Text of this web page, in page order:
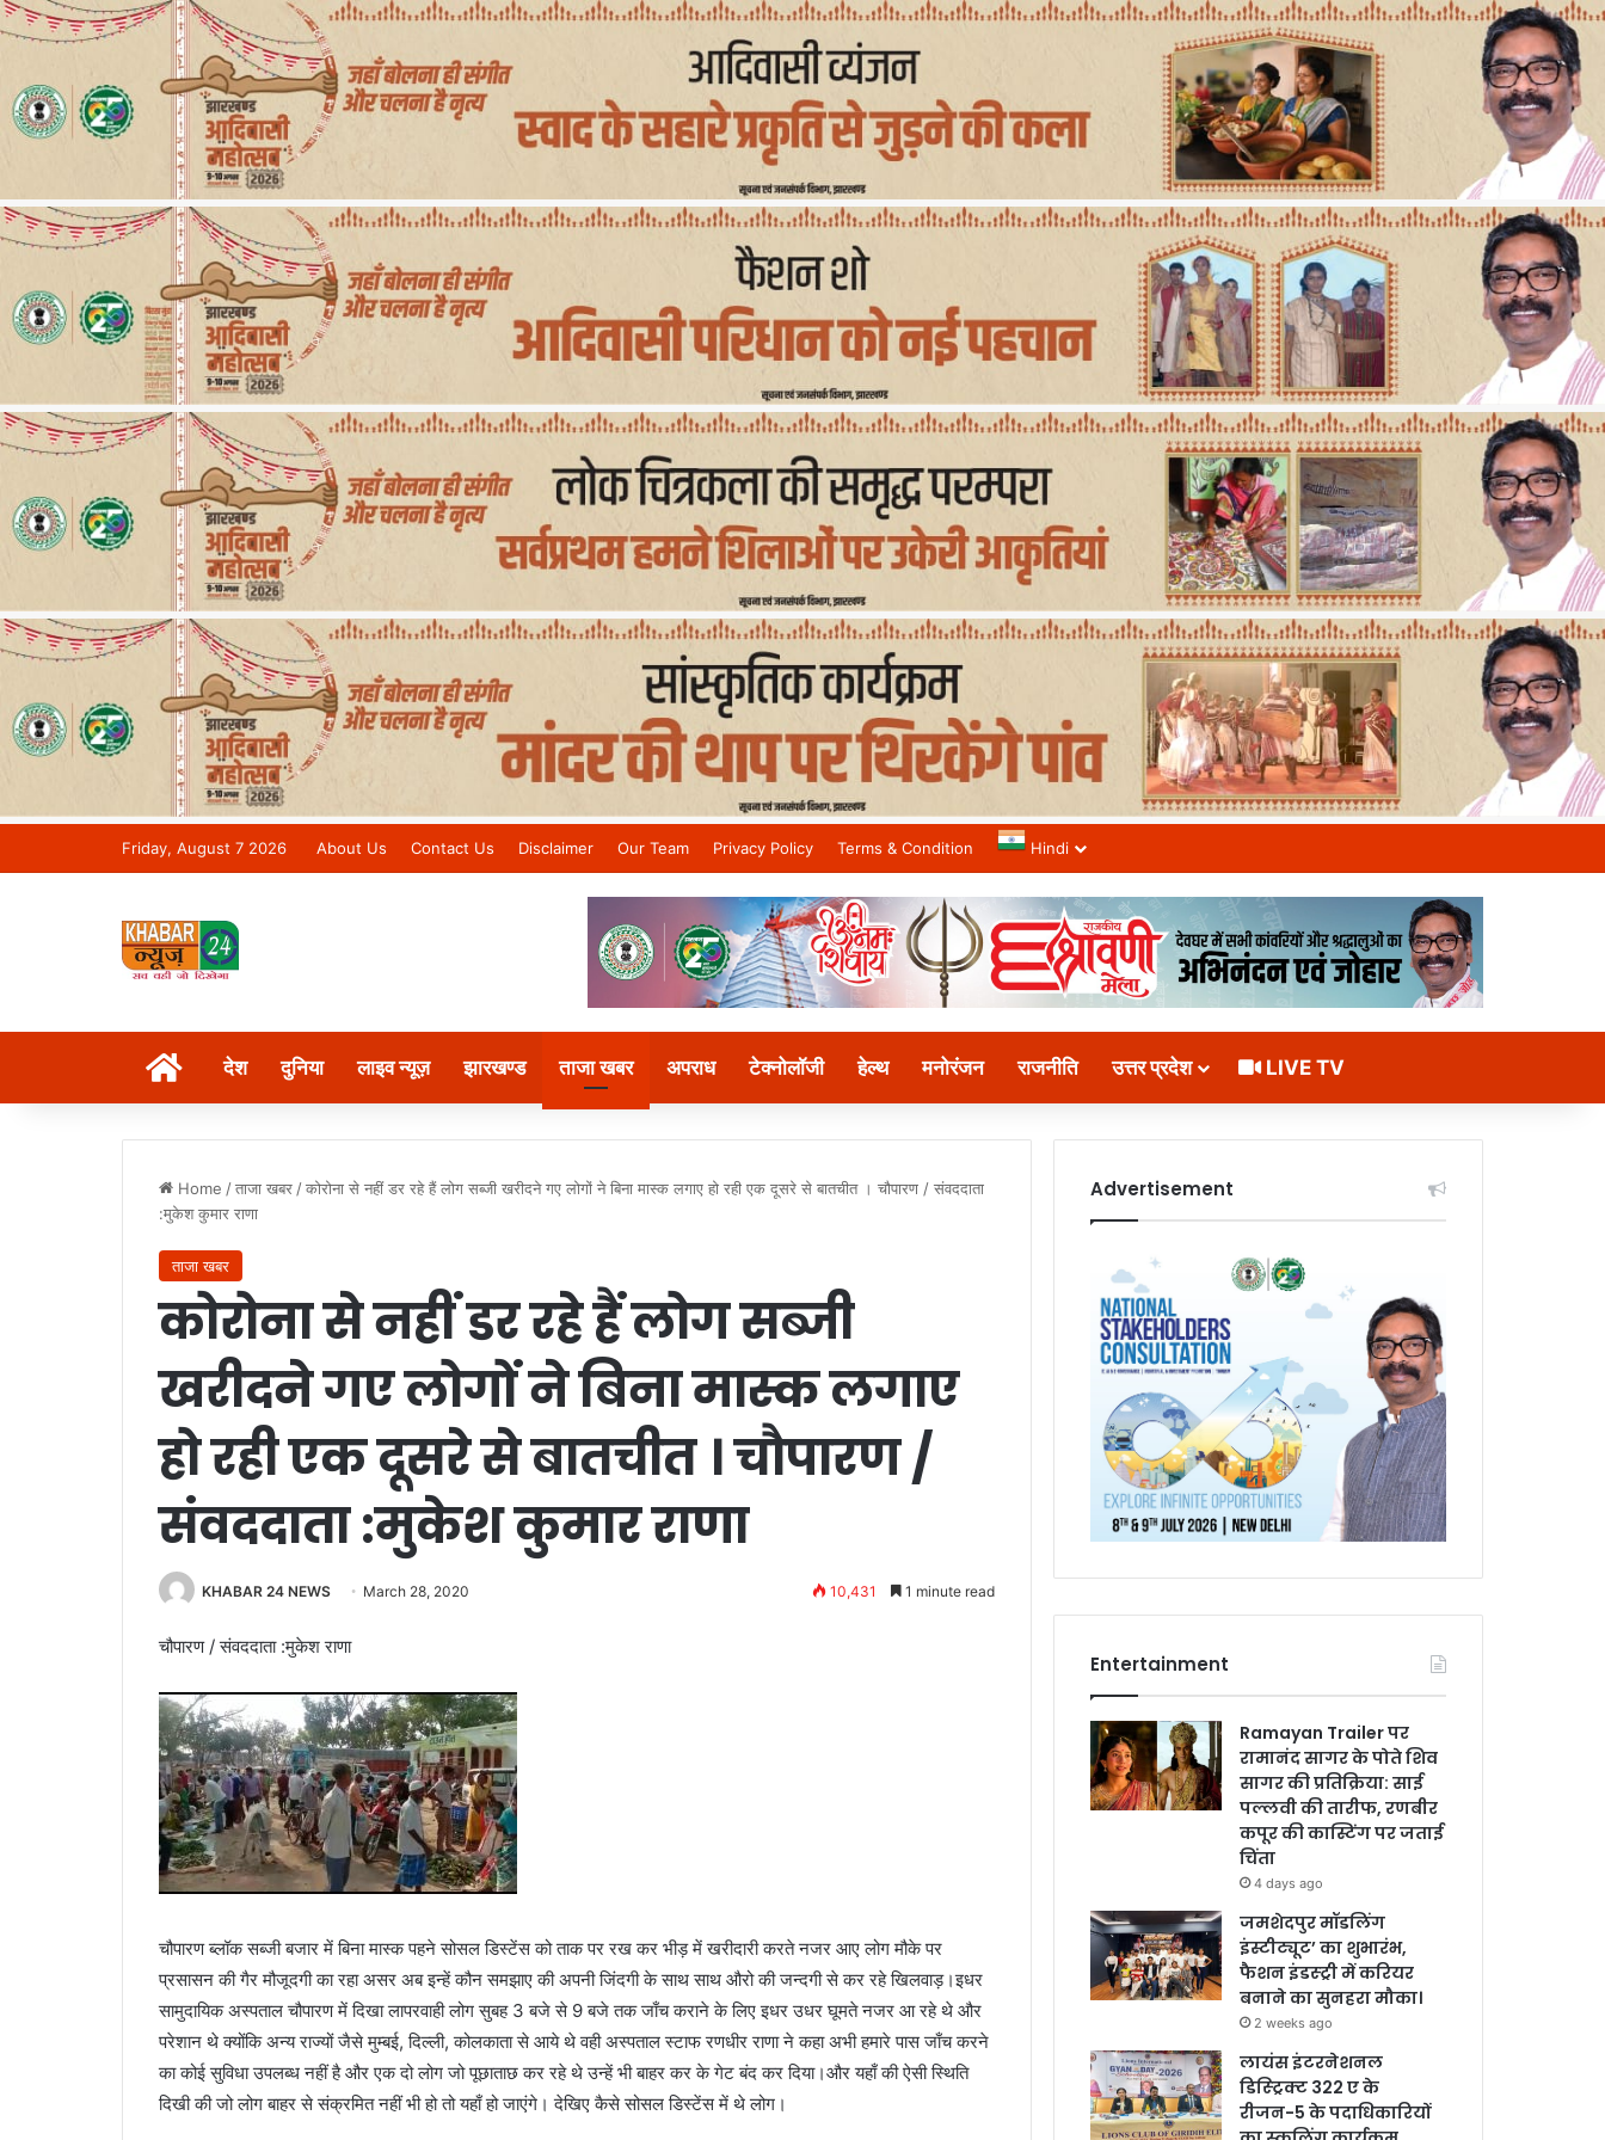
Friday, August 7 2026 About Us Contact Us Disclaimer Our Team Privacy Policy Terms & Condition Hindi
Khabar 24 News Tv | Bihar/Jharkhand No.1 News Channel
देश दुनिया लाइव न्यूज़ झारखण्ड ताजा खबर अपराध टेक्नोलॉजी हेल्थ मनोरंजन राजनीति उत्तर प्रदेश LIVE TV
Home /ताजा खबर /कोरोना से नहीं डर रहे हैं लोग सब्जी खरीदने गए लोगों ने बिना मास्क लगाए हो रही एक दूसरे से बातचीत । चौपारण / संवददाता
:मुकेश कुमार राणा
ताजा खबर
कोरोना से नहीं डर रहे हैं लोग सब्जी
खरीदने गए लोगों ने बिना मास्क लगाए
हो रही एक दूसरे से बातचीत । चौपारण /
संवददाता :मुकेश कुमार राणा
KHABAR 24 NEWS March 28, 2020 10,431 1 minute read
चौपारण / संवददाता :मुकेश राणा
चौपारण ब्लॉक सब्जी बजार में बिना मास्क पहने सोसल डिस्टेंस को ताक पर रख कर भीड़ में खरीदारी करते नजर आए लोग मौके पर
प्रसासन की गैर मौजूदगी का रहा असर अब इन्हें कौन समझाए की अपनी जिंदगी के साथ साथ औरो की जन्दगी से कर रहे खिलवाड़।इधर
सामुदायिक अस्पताल चौपारण में दिखा लापरवाही लोग सुबह 3 बजे से 9 बजे तक जाँच कराने के लिए इधर उधर घूमते नजर आ रहे थे और
परेशान थे क्योंकि अन्य राज्यों जैसे मुम्बई, दिल्ली, कोलकाता से आये थे वही अस्पताल स्टाफ रणधीर राणा ने कहा अभी हमारे पास जाँच करने
का कोई सुविधा उपलब्ध नहीं है और एक दो लोग जो पूछाताछ कर रहे थे उन्हें भी बाहर कर के गेट बंद कर दिया।और यहाँ की ऐसी स्थिति
दिखी की जो लोग बाहर से संक्रमित नहीं भी हो तो यहाँ हो जाएंगे। देखिए कैसे सोसल डिस्टेंस में थे लोग।
Advertisement
Entertainment
Ramayan Trailer पर
रामानंद सागर के पोते शिव
सागर की प्रतिक्रिया: साई
पल्लवी की तारीफ, रणबीर
कपूर की कास्टिंग पर जताई
चिंता
4 days ago
जमशेदपुर मॉडलिंग
इंस्टीट्यूट’ का शुभारंभ,
फैशन इंडस्ट्री में करियर
बनाने का सुनहरा मौका।
2 weeks ago
लायंस इंटरनेशनल
डिस्ट्रिक्ट 322 ए के
रीजन-5 के पदाधिकारियों